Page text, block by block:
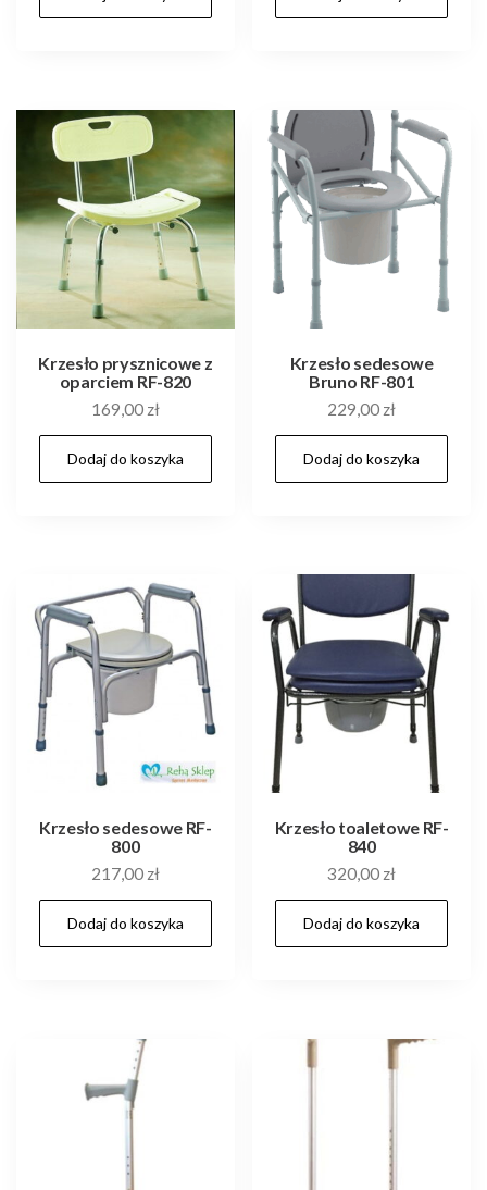
Krzesło prysznicowe z
oparciem RF-820
169,00 zł
Dodaj do koszyka
Krzesło sedesowe
Bruno RF-801
229,00 zł
Dodaj do koszyka
Krzesło sedesowe RF-
800
217,00 zł
Dodaj do koszyka
Krzesło toaletowe RF-
840
320,00 zł
Dodaj do koszyka